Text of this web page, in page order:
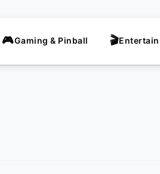
Gaming & Pinball